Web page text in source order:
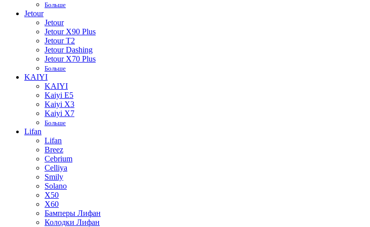
Больше
Jetour
Jetour
Jetour X90 Plus
Jetour T2
Jetour Dashing
Jetour X70 Plus
Больше
KAIYI
KAIYI
Kaiyi E5
Kaiyi X3
Kaiyi X7
Больше
Lifan
Lifan
Breez
Cebrium
Celliya
Smily
Solano
X50
X60
Бамперы Лифан
Колодки Лифан